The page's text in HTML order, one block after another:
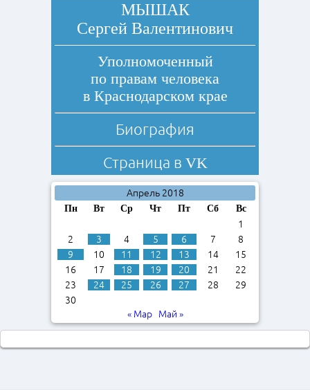
МЫШАК
Сергей Валентинович
Уполномоченный
по правам человека
в Краснодарском крае
Биография
Страница в VK
Апрель 2018
Пн Вт Ср Чт Пт Сб Вс
1
2
3 4 5 6 7
8
9
10 11 12 13 14
15
16
17 18 19 20 21
22
23
24 25 26 27 28
29
30
« Мар
Май »